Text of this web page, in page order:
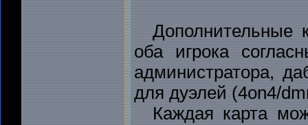
Дополнительные
оба игрока
администратора,
для дуэлей (4on4/
Каждая карта